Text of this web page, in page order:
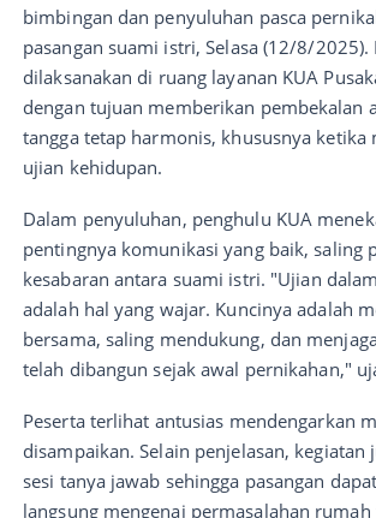
bimbingan dan penyuluhan pasca
pasangan suami istri, Selasa (12/8/2025).
dilaksanakan di ruang layanan KUA
dengan tujuan memberikan pembekalan
tangga tetap harmonis, khususnya ketika
ujian kehidupan.
Dalam penyuluhan, penghulu KUA
pentingnya komunikasi yang baik, saling
kesabaran antara suami istri. "Ujian
adalah hal yang wajar. Kuncinya adalah
bersama, saling mendukung, dan
telah dibangun sejak awal pernikahan,"
Peserta terlihat antusias mendengarkan
disampaikan. Selain penjelasan, kegiatan
sesi tanya jawab sehingga pasangan
langsung mengenai permasalahan rumah